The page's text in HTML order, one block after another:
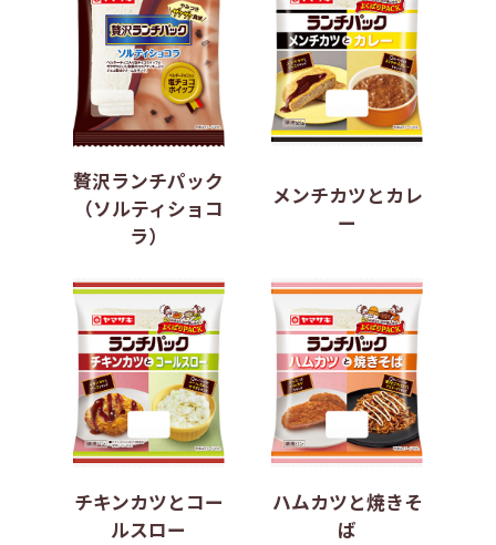
贅沢ランチパック
（ソルティショコ
ラ）
メンチカツとカレ
ー
チキンカツとコー
ルスロー
ハムカツと焼きそ
ば